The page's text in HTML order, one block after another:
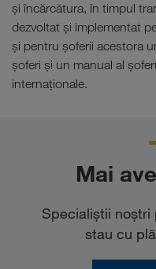
şi încărcătura, în timpul
dezvoltat şi implementat
şi pentru şoferii acestora
şoferi şi un manual al
internaţionale.
Mai
Specialiştii noştri
stau cu